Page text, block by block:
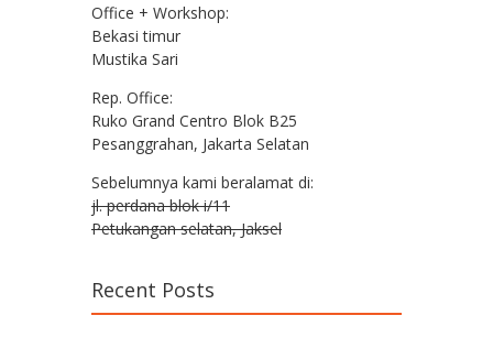
Office + Workshop:
Bekasi timur
Mustika Sari
Rep. Office:
Ruko Grand Centro Blok B25
Pesanggrahan, Jakarta Selatan
Sebelumnya kami beralamat di:
jl. perdana blok i/11
Petukangan selatan, Jaksel
Recent Posts